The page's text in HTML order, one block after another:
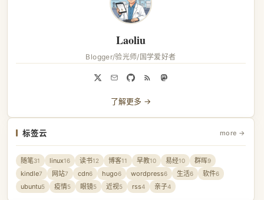
Laoliu
Blogger/验光师/国学爱好者
了解更多 →
标签云 more →
随笔31 linux16 读书12 博客11 早教10 易经10 群晖9
kindle7 网站7 cdn6 hugo6 wordpress6 生活6 软件6
ubuntu5 疫情5 眼镜5 近视5 rss4 亲子4